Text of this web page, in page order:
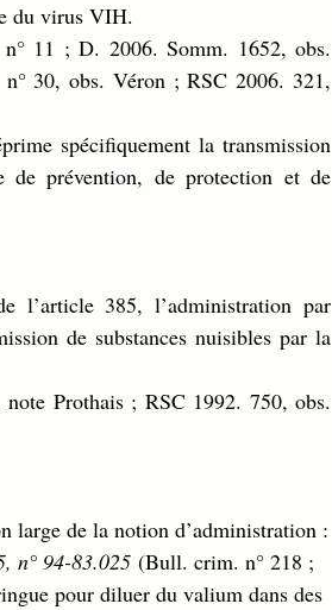
du virus VIH.
11 ; D. 2006. Somm. 1652, obs.
30, obs. Véron ; RSC 2006. 321,
spécifiquement la transmission
prévention, de protection et de
l’article 385, l’administration par
de substances nuisibles par la
Prothais ; RSC 1992. 750, obs.
large de la notion d’administration :
n° 94-83.025 (Bull. crim. n° 218 ;
pour diluer du valium dans des